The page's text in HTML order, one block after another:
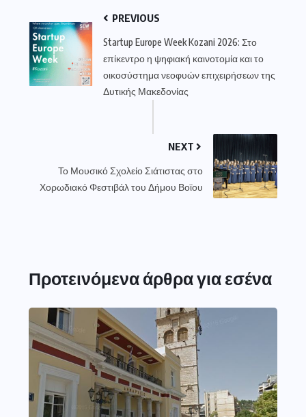
PREVIOUS
Startup Europe Week Kozani 2026: Στο
επίκεντρο η ψηφιακή καινοτομία και το
οικοσύστημα νεοφυών επιχειρήσεων της
Δυτικής Μακεδονίας
NEXT
Το Μουσικό Σχολείο Σιάτιστας στο
Χορωδιακό Φεστιβάλ του Δήμου Βοϊου
Προτεινόμενα άρθρα για εσένα